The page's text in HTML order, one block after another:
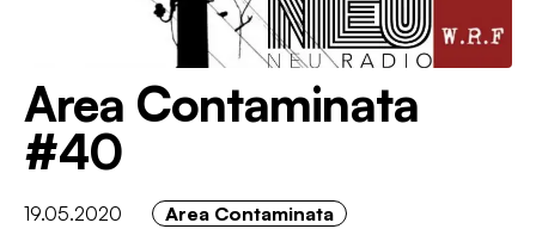
Area Contaminata
#40
19.05.2020 Area Contaminata